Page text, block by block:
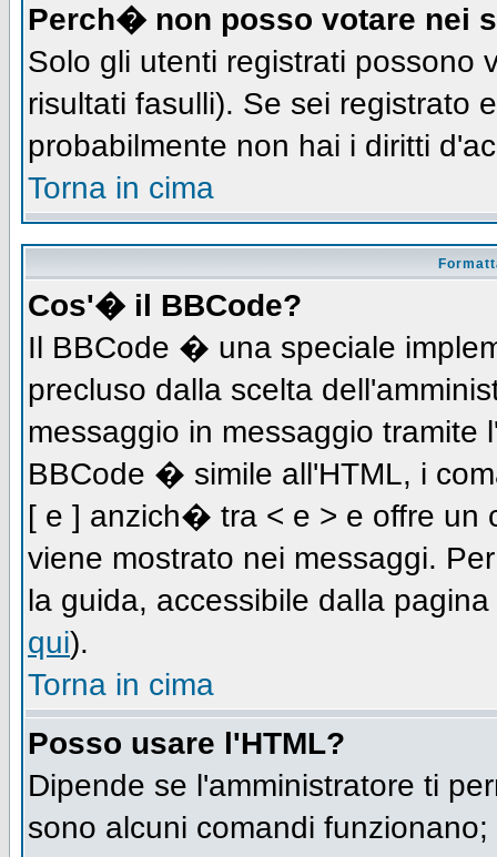
Perch� non posso votare nei
Solo gli utenti registrati possono
risultati fasulli). Se sei registrato
probabilmente non hai i diritti
Torna in cima
Cos'� il BBCode?
Il BBCode � una speciale
precluso dalla scelta
messaggio in messaggio tramite
BBCode � simile all'HTML, i
[ e ] anzich� tra < e > e offre un
viene mostrato nei messaggi.
la guida, accessibile dalla
qui).
Torna in cima
Posso usare l'HTML?
Dipende se l'amministratore ti
sono alcuni comandi